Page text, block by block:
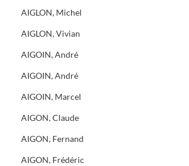
AIGLON, Michel
AIGLON, Vivian
AIGOIN, André
AIGOIN, André
AIGOIN, Marcel
AIGON, Claude
AIGON, Fernand
AIGON, Frédéric